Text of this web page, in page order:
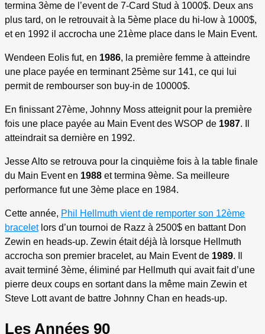
termina 3ème de l’event de 7-Card Stud à 1000$. Deux ans
plus tard, on le retrouvait à la 5ème place du hi-low à 1000$,
et en 1992 il accrocha une 21ème place dans le Main Event.
Wendeen Eolis fut, en 1986, la première femme à atteindre
une place payée en terminant 25ème sur 141, ce qui lui
permit de rembourser son buy-in de 10000$.
En finissant 27ème, Johnny Moss atteignit pour la première
fois une place payée au Main Event des WSOP de 1987. Il
atteindrait sa dernière en 1992.
Jesse Alto se retrouva pour la cinquième fois à la table finale
du Main Event en 1988 et termina 9ème. Sa meilleure
performance fut une 3ème place en 1984.
Cette année, Phil Hellmuth vient de remporter son 12ème
braceletlors d’un tournoi de Razz à 2500$ en battant Don
Zewin en heads-up. Zewin était déjà là lorsque Hellmuth
accrocha son premier bracelet, au Main Event de 1989. Il
avait terminé 3ème, éliminé par Hellmuth qui avait fait d’une
pierre deux coups en sortant dans la même main Zewin et
Steve Lott avant de battre Johnny Chan en heads-up.
Les Années 90